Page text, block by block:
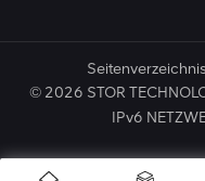
Seitenverzeichnis
© 2026 STOR
IPv6